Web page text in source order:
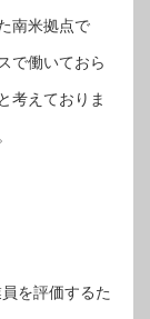
南米拠点で
で働いておら
考えておりま
を評価するた